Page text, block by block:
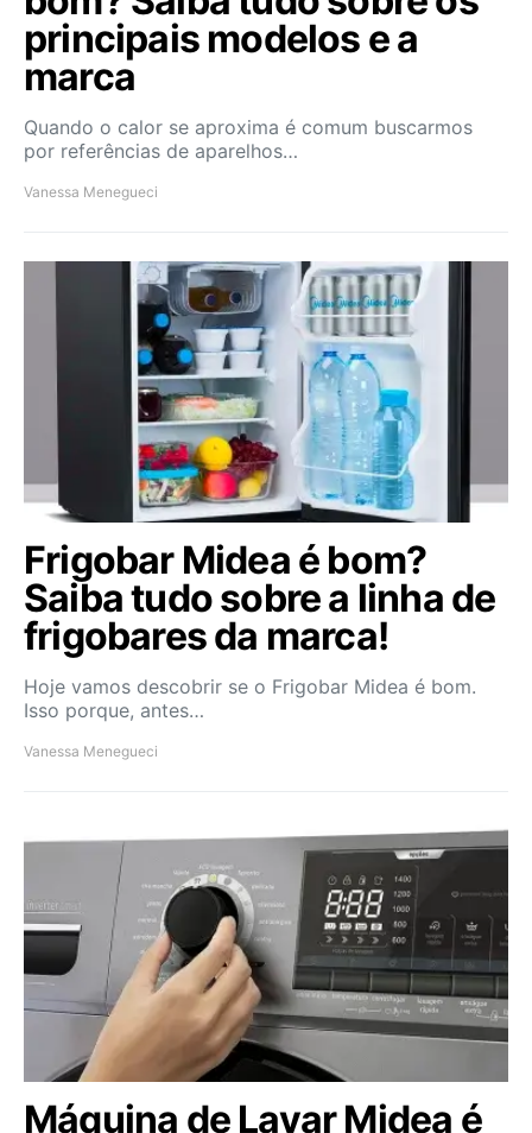
principais modelos e a
marca
Quando o calor se aproxima é comum buscarmos
por referências de aparelhos…
Vanessa Menegueci
Frigobar Midea é bom?
Saiba tudo sobre a linha de
frigobares da marca!
Hoje vamos descobrir se o Frigobar Midea é bom.
Isso porque, antes…
Vanessa Menegueci
Máquina de Lavar Midea é